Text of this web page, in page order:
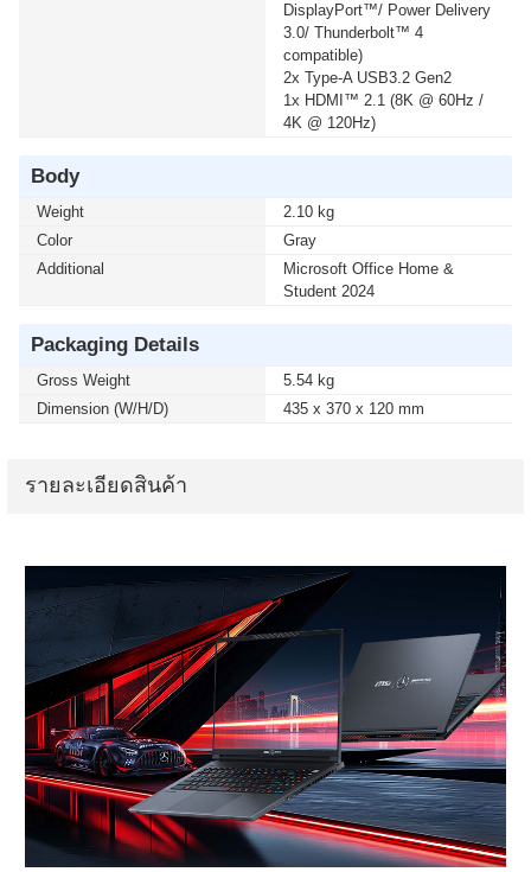
DisplayPort™/ Power Delivery
3.0/ Thunderbolt™ 4
compatible)
2x Type-A USB3.2 Gen2
1x HDMI™ 2.1 (8K @ 60Hz /
4K @ 120Hz)
Body
Weight
2.10 kg
Color
Gray
Additional
Microsoft Office Home &
Student 2024
Packaging Details
Gross Weight
5.54 kg
Dimension (W/H/D)
435 x 370 x 120 mm
รายละเอียดสินค้า